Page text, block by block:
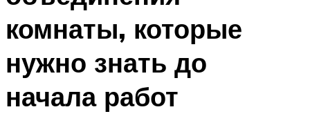
комнаты, которые
нужно знать до
начала работ